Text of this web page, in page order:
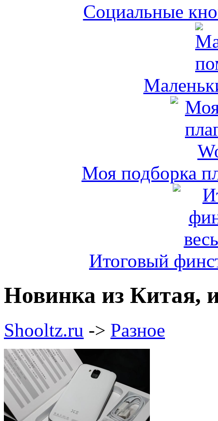
Социальные
Моя подборка
Итоговый
Новинка из Китая,
Shooltz.ru -> Разное